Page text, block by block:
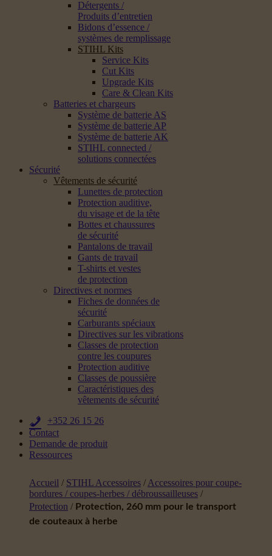
Détergents /
Produits d’entretien
Bidons d’essence /
systèmes de remplissage
STIHL Kits
Service Kits
Cut Kits
Upgrade Kits
Care & Clean Kits
Batteries et chargeurs
Système de batterie AS
Système de batterie AP
Système de batterie AK
STIHL connected /
solutions connectées
Sécurité
Vêtements de sécurité
Lunettes de protection
Protection auditive,
du visage et de la tête
Bottes et chaussures
de sécurité
Pantalons de travail
Gants de travail
T-shirts et vestes
de protection
Directives et normes
Fiches de données de
sécurité
Carburants spéciaux
Directives sur les vibrations
Classes de protection
contre les coupures
Protection auditive
Classes de poussière
Caractéristiques des
vêtements de sécurité
+352 26 15 26
Contact
Demande de produit
Ressources
Accueil / STIHL Accessoires / Accessoires pour coupe-
bordures / coupes-herbes / débroussailleuses /
Protection / Protection, 260 mm pour le transport
de couteaux à herbe